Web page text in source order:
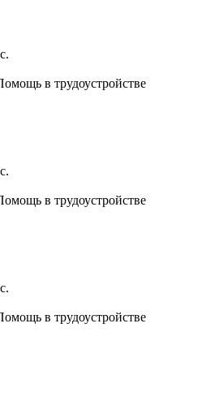
в трудоустройстве
в трудоустройстве
в трудоустройстве